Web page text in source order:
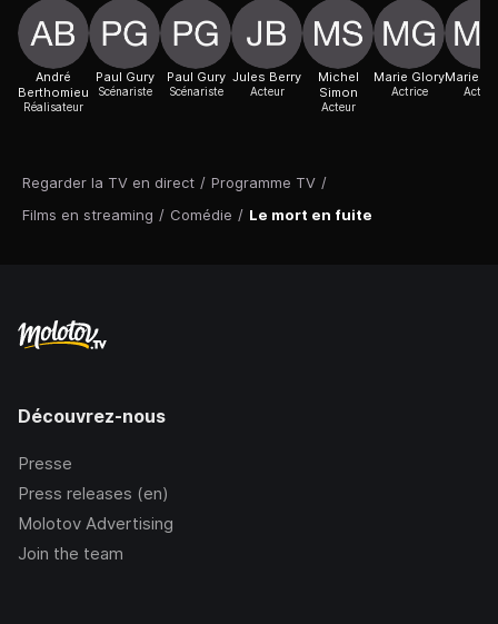
Regarder la TV en direct / Programme TV /
Films en streaming / Comédie / Le mort en fuite
André
Berthomieu
Réalisateur
Paul Gury
Scénariste
Paul Gury
Scénariste
Jules Berry
Acteur
Michel
Simon
Acteur
Marie Glory
Actrice
Marie
Acteur
Découvrez-nous
Presse
Press releases (en)
Molotov Advertising
Join the team